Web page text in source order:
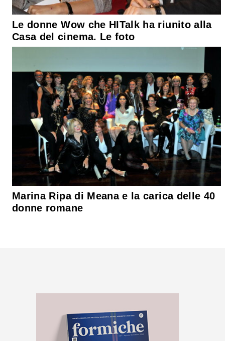
Le donne Wow che HITalk ha riunito alla
Casa del cinema. Le foto
Marina Ripa di Meana e la carica delle 40
donne romane